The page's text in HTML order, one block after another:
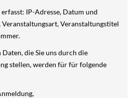
IP-Adresse, Datum und
Veranstaltungstitel
die Sie uns durch die
stellen, werden für für folgende